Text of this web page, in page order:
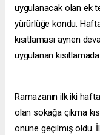
uygulanacak olan ek
yürürlüğe kondu.
kısıtlaması aynen
uygulanan
Ramazanın ilk iki
olan sokağa çıkma
önüne geçilmiş oldu.